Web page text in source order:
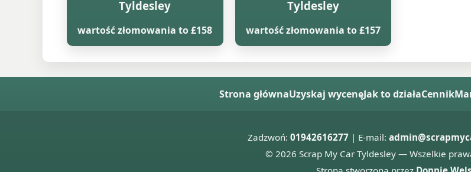
Tyldesley
wartość złomowania to £158
Tyldesley
wartość złomowania to £157
Strona głównaUzyskaj wycenęJak to działaCennik
Zadzwoń: 01942616277 | E-mail:
© 2026 Scrap My Car Tyldesley — Wszelkie